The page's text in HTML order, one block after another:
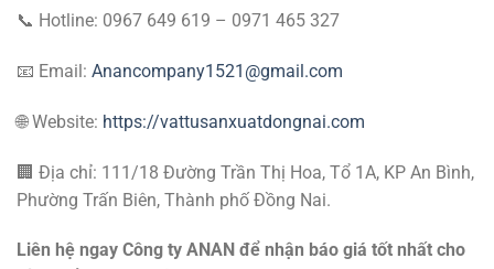
📞 Hotline: 0967 649 619 – 0971 465 327
📧 Email: Anancompany1521@gmail.com
🌐 Website: https://vattusanxuatdongnai.com
🏢 Địa chỉ: 111/18 Đường Trần Thị Hoa, Tổ 1A, KP An Bình,
Phường Trấn Biên, Thành phố Đồng Nai.
Liên hệ ngay Công ty ANAN để nhận báo giá tốt nhất cho